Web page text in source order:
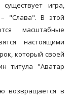
игра,
"Слава". В этой
масштабные
настоящими
который своей
титула "Аватар
возвращается в